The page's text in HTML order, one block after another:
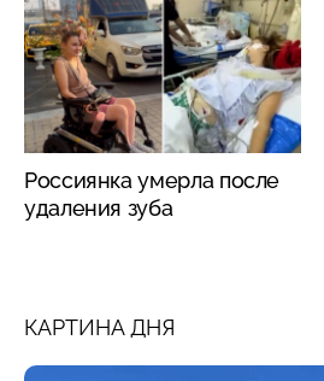
Россиянка умерла после
удаления зуба
КАРТИНА ДНЯ